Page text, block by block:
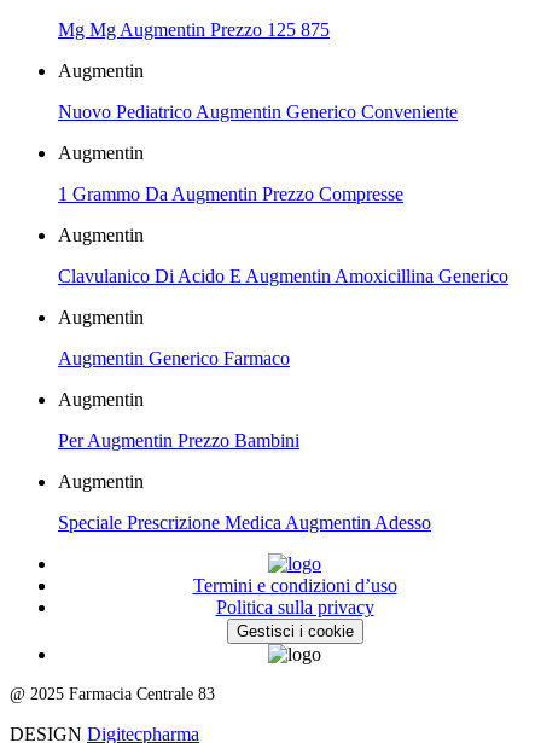
Mg Mg Augmentin Prezzo 125 875
Augmentin
Nuovo Pediatrico Augmentin Generico Conveniente
Augmentin
1 Grammo Da Augmentin Prezzo Compresse
Augmentin
Clavulanico Di Acido E Augmentin Amoxicillina Generico
Augmentin
Augmentin Generico Farmaco
Augmentin
Per Augmentin Prezzo Bambini
Augmentin
Speciale Prescrizione Medica Augmentin Adesso
Termini e condizioni d’uso
Politica sulla privacy
Gestisci i cookie
@ 2025 Farmacia Centrale 83
DESIGN Digitecpharma